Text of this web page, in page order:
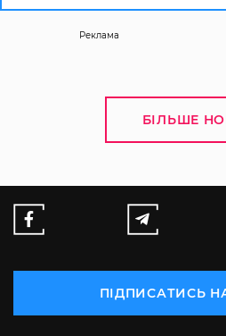
Реклама
БІЛЬШЕ
ПІДПИСАТИСЬ